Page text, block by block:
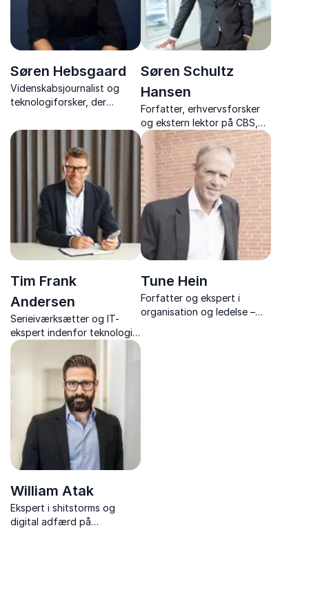
Søren Hebsgaard
Videnskabsjournalist og
teknologiforsker, der
med humor og indsigt i
vores digitale liv og vaner.
Søren Schultz
Hansen
Forfatter, erhvervsforsker
og ekstern lektor på CBS,
der leverer foredrag om
unge, digitalisering og
ledelse.
Tim Frank
Andersen
Serieiværksætter og IT-
ekspert indenfor teknologi
og digitalisering
Tune Hein
Forfatter og ekspert i
organisation og ledelse –
William Atak
Ekspert i shitstorms og
digital adfærd på